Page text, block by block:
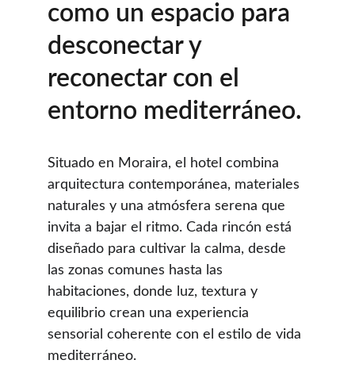
como un espacio para
desconectar y
reconectar con el
entorno mediterráneo.
Situado en Moraira, el hotel combina
arquitectura contemporánea, materiales
naturales y una atmósfera serena que
invita a bajar el ritmo. Cada rincón está
diseñado para cultivar la calma, desde
las zonas comunes hasta las
habitaciones, donde luz, textura y
equilibrio crean una experiencia
sensorial coherente con el estilo de vida
mediterráneo.